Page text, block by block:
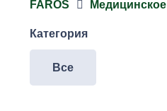
FAROS Медицинское
Категория
Все